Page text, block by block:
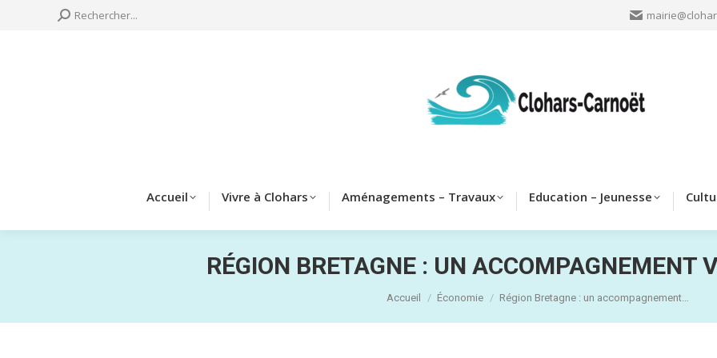
Search:
Rechercher...
Accueil Vivre à Clohars Aménagements – Travaux Education – Jeunesse
RÉGION BRETAGNE : UN ACCOMPAGNEMENT
Vous êtes ici :
Accueil Économie Région Bretagne : un accompagnement…
Education –